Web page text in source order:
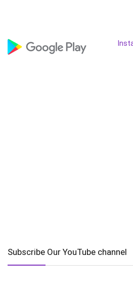
Install
Subscribe Our YouTube channel